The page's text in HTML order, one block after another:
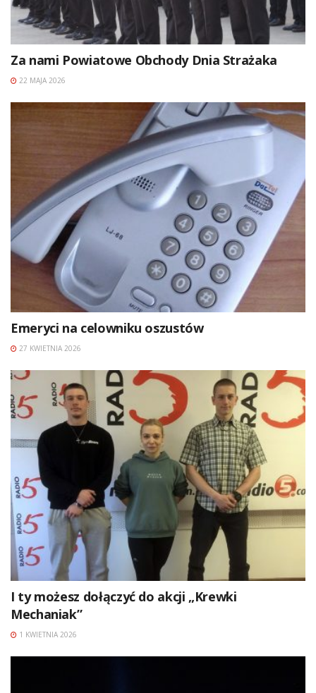
Za nami Powiatowe Obchody Dnia Strażaka
22 MAJA 2026
Emeryci na celowniku oszustów
27 KWIETNIA 2026
I ty możesz dołączyć do akcji „Krewki
Mechaniak”
1 KWIETNIA 2026